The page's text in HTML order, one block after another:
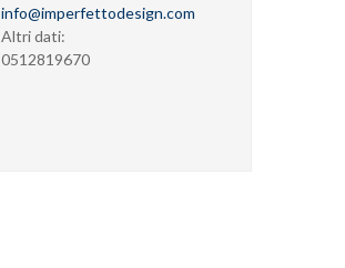
info@imperfettodesign.com
Altri dati:
0512819670